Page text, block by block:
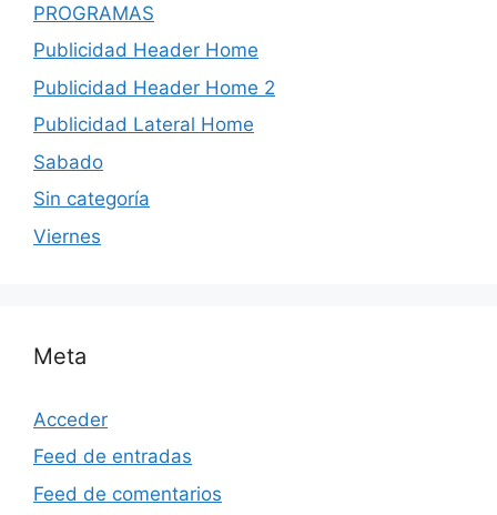
PROGRAMAS
Publicidad Header Home
Publicidad Header Home 2
Publicidad Lateral Home
Sabado
Sin categoría
Viernes
Meta
Acceder
Feed de entradas
Feed de comentarios